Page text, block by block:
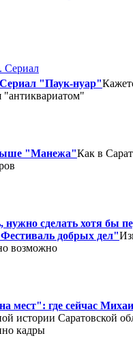
"Паук-нуар"
"антиквариатом"
"Манежа"Как в
нужно сделать хотя бы
добрых дел"
возможно
мест": где сейчас
истории Саратовской
кадры